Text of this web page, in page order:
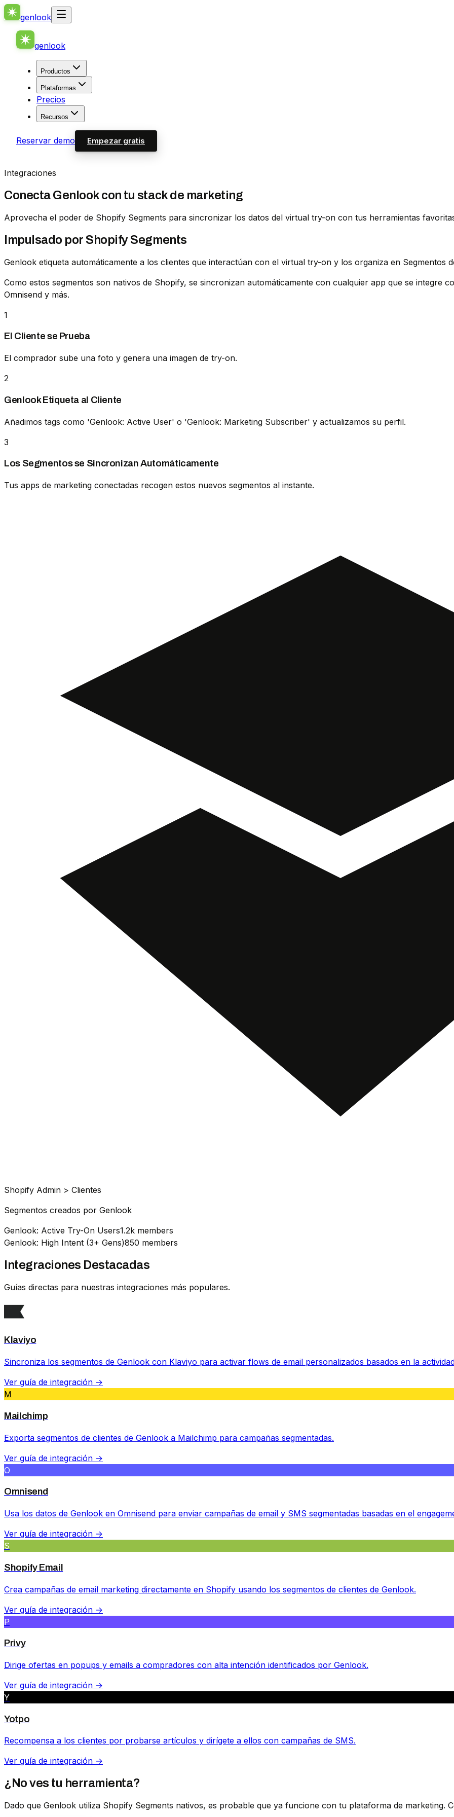
genlook
genlook
Productos
Plataformas
Precios
Recursos
Reservar demo Empezar gratis
Integraciones
Conecta Genlook con tu stack de marketing
Aprovecha el poder de Shopify Segments para sincronizar los datos del virtual try-on con tus herramientas
Impulsado por Shopify Segments
Genlook etiqueta automáticamente a los clientes que interactúan con el virtual try-on y los organiza en Segmentos
Como estos segmentos son nativos de Shopify, se sincronizan automáticamente con cualquier app que se integre
Omnisend y más.
1
El Cliente se Prueba
El comprador sube una foto y genera una imagen de try-on.
2
Genlook Etiqueta al Cliente
Añadimos tags como 'Genlook: Active User' o 'Genlook: Marketing Subscriber' y actualizamos su perfil.
3
Los Segmentos se Sincronizan Automáticamente
Tus apps de marketing conectadas recogen estos nuevos segmentos al instante.
Shopify Admin > Clientes
Segmentos creados por Genlook
Genlook: Active Try-On Users1.2k members
Genlook: High Intent (3+ Gens)850 members
Integraciones Destacadas
Guías directas para nuestras integraciones más populares.
Klaviyo
Sincroniza los segmentos de Genlook con Klaviyo para activar flows de email personalizados basados en la
Ver guía de integración →
M
Mailchimp
Exporta segmentos de clientes de Genlook a Mailchimp para campañas segmentadas.
Ver guía de integración →
O
Omnisend
Usa los datos de Genlook en Omnisend para enviar campañas de email y SMS segmentadas basadas en el
Ver guía de integración →
S
Shopify Email
Crea campañas de email marketing directamente en Shopify usando los segmentos de clientes de Genlook.
Ver guía de integración →
P
Privy
Dirige ofertas en popups y emails a compradores con alta intención identificados por Genlook.
Ver guía de integración →
Y
Yotpo
Recompensa a los clientes por probarse artículos y dirígete a ellos con campañas de SMS.
Ver guía de integración →
¿No ves tu herramienta?
Dado que Genlook utiliza Shopify Segments nativos, es probable que ya funcione con tu plataforma de marketing.